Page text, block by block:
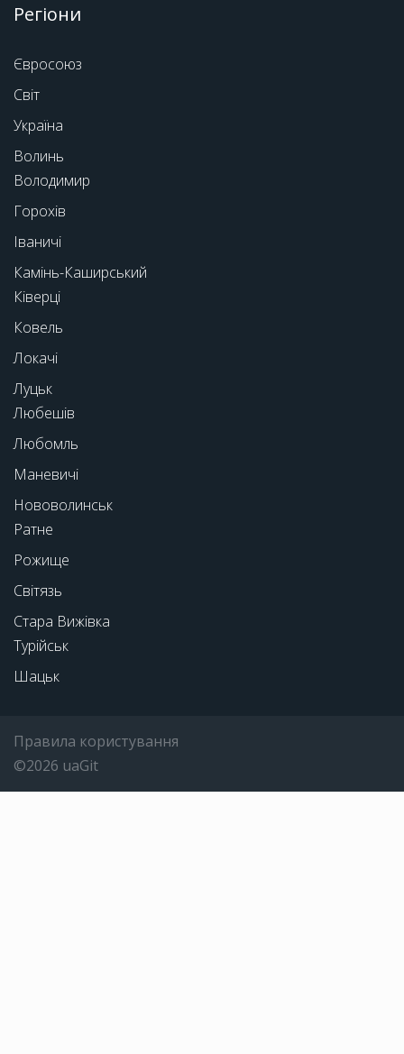
Регіони
Євросоюз
Світ
Україна
Волинь
Володимир
Горохів
Іваничі
Камінь-Каширський
Ківерці
Ковель
Локачі
Луцьк
Любешів
Любомль
Маневичі
Нововолинськ
Ратне
Рожище
Світязь
Стара Вижівка
Турійськ
Шацьк
Правила користування
©2026 uaGit